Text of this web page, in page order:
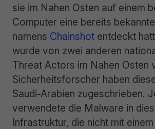
sie im Nahen Osten auf einem
Computer eine bereits
namens Chainshot entdeckt
wurde von zwei anderen
Threat Actors im Nahen Osten
Sicherheitsforscher haben
Saudi-Arabien zugeschrieben.
verwendete die Malware in
Infrastruktur, die nicht mit